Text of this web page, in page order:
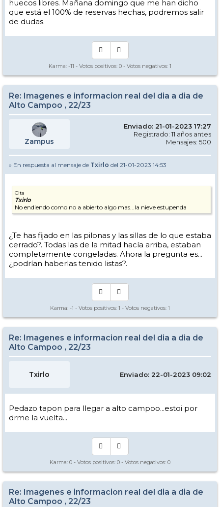
huecos libres. Mañana domingo que me han dicho
que está el 100% de reservas hechas, podremos salir
de dudas.
Karma: -11 - Votos positivos: 0 - Votos negativos: 1
Re: Imagenes e informacion real del dia a dia de
Alto Campoo , 22/23
Zampus
Enviado: 21-01-2023 17:27
Registrado: 11 años antes
Mensajes: 500
» En respuesta al mensaje de Txirlo del 21-01-2023 14:53
Cita
Txirlo
No endiendo como no a abierto algo mas...la nieve estupenda
¿Te has fijado en las pilonas y las sillas de lo que estaba
cerrado?. Todas las de la mitad hacía arriba, estaban
completamente congeladas. Ahora la pregunta es...
¿podrían haberlas tenido listas?.
Karma: -1 - Votos positivos: 1 - Votos negativos: 1
Re: Imagenes e informacion real del dia a dia de
Alto Campoo , 22/23
Txirlo Enviado: 22-01-2023 09:02
Pedazo tapon para llegar a alto campoo...estoi por
drme la vuelta...
Karma: 0 - Votos positivos: 0 - Votos negativos: 0
Re: Imagenes e informacion real del dia a dia de
Alto Campoo , 22/23